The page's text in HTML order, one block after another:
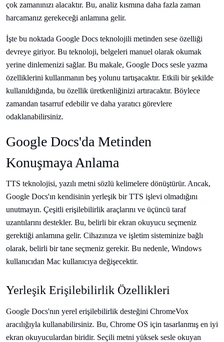
çok zamanınızı alacaktır. Bu, analiz kısmına daha fazla zaman
harcamanız gerekeceği anlamına gelir.
İşte bu noktada Google Docs teknolojili metinden sese özelliği
devreye giriyor. Bu teknoloji, belgeleri manuel olarak okumak
yerine dinlemenizi sağlar. Bu makale, Google Docs sesle yazma
özelliklerini kullanmanın beş yolunu tartışacaktır. Etkili bir şekilde
kullanıldığında, bu özellik üretkenliğinizi artıracaktır. Böylece
zamandan tasarruf edebilir ve daha yaratıcı görevlere
odaklanabilirsiniz.
Google Docs'da Metinden
Konuşmaya Anlama
TTS teknolojisi, yazılı metni sözlü kelimelere dönüştürür. Ancak,
Google Docs'ın kendisinin yerleşik bir TTS işlevi olmadığını
unutmayın. Çeşitli erişilebilirlik araçlarını ve üçüncü taraf
uzantılarını destekler. Bu, belirli bir ekran okuyucu seçmeniz
gerektiği anlamına gelir. Cihazınıza ve işletim sisteminize bağlı
olarak, belirli bir tane seçmeniz gerekir. Bu nedenle, Windows
kullanıcıdan Mac kullanıcıya değişecektir.
Yerleşik Erişilebilirlik Özellikleri
Google Docs'nın yerel erişilebilirlik desteğini ChromeVox
aracılığıyla kullanabilirsiniz. Bu, Chrome OS için tasarlanmış en iyi
ekran okuyuculardan biridir. Seçili metni yüksek sesle okuyan